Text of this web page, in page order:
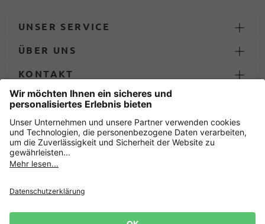
UNSER SERVICE
ÜBER UNS
KONTAKT
ZAHLUNG UND LIEFERUNG
Sicher einkaufen mit
Impressum